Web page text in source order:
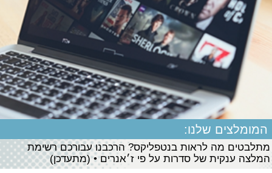
המומלצים שלנו:
מתלבטים מה לראות בנטפליקס? הרכבנו עבורכם רשימת
המלצה ענקית של סדרות על פי ז׳אנרים • (מתעדכן)